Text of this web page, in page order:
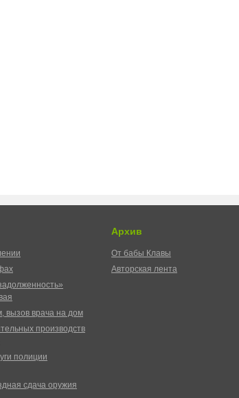
вызов врача на дом
производств
полиции
сдача оружия
Архив
От бабы Клавы
Авторская лента